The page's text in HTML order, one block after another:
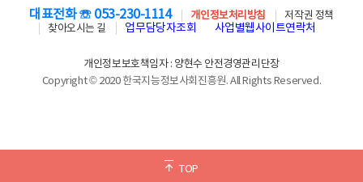
TOP
대표전화 ☏ 053-230-1114 개인정보처리방침
저작권 정책
찾아오시는 길
업무담당자조회 사업별웹사이트연락처
개인정보보호책임자 : 양현수 안전경영관리단장
Copyright © 2020 한국지능정보사회진흥원. All Rights Reserved.